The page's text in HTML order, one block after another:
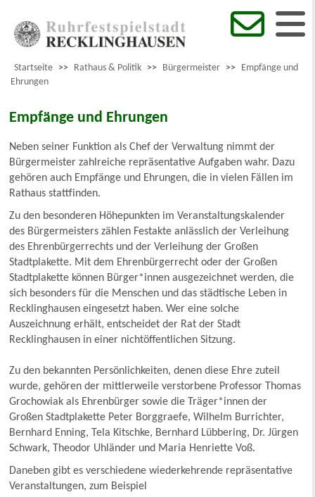
Startseite >> Rathaus & Politik >> Bürgermeister >> Empfänge und
Ehrungen
Empfänge und Ehrungen
Neben seiner Funktion als Chef der Verwaltung nimmt der
Bürgermeister zahlreiche repräsentative Aufgaben wahr. Dazu
gehören auch Empfänge und Ehrungen, die in vielen Fällen im
Rathaus stattfinden.
Zu den besonderen Höhepunkten im Veranstaltungskalender
des Bürgermeisters zählen Festakte anlässlich der Verleihung
des Ehrenbürgerrechts und der Verleihung der Großen
Stadtplakette. Mit dem Ehrenbürgerrecht oder der Großen
Stadtplakette können Bürger*innen ausgezeichnet werden, die
sich besonders für die Menschen und das städtische Leben in
Recklinghausen eingesetzt haben. Wer eine solche
Auszeichnung erhält, entscheidet der Rat der Stadt
Recklinghausen in einer nichtöffentlichen Sitzung.
Zu den bekannten Persönlichkeiten, denen diese Ehre zuteil
wurde, gehören der mittlerweile verstorbene Professor Thomas
Grochowiak als Ehrenbürger sowie die Träger*innen der
Großen Stadtplakette Peter Borggraefe, Wilhelm Burrichter,
Bernhard Enning, Tela Kitschke, Bernhard Lübbering, Dr. Jürgen
Schwark, Theodor Uhländer und Maria Henriette Voß.
Daneben gibt es verschiedene wiederkehrende repräsentative
Veranstaltungen, zum Beispiel